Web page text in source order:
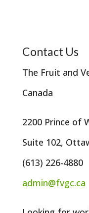
Contact Us
The Fruit and
Canada
2200 Prince of
Suite 102,
(613) 226-4880
admin@fvgc.ca